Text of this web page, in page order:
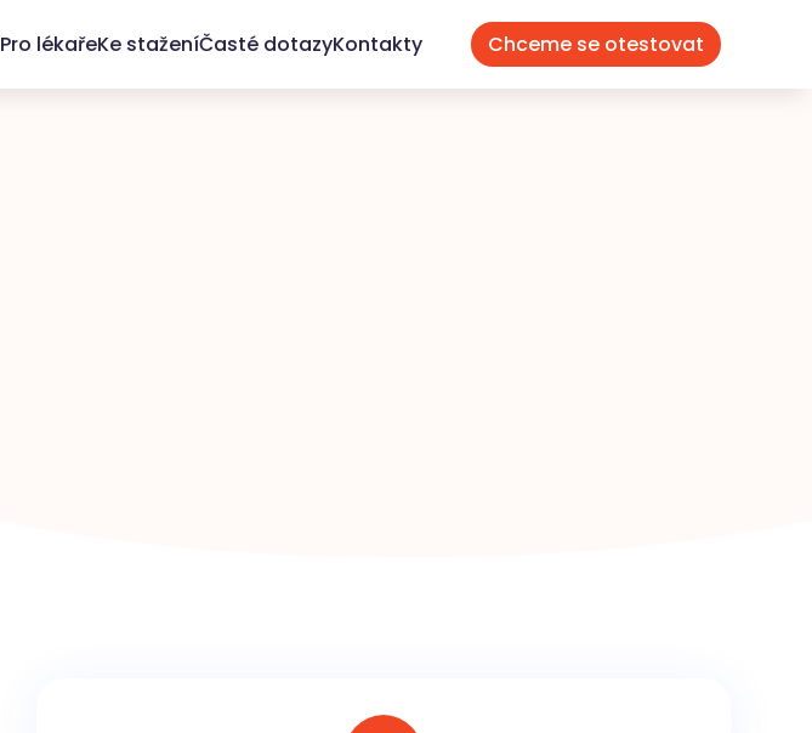
Pro lékařeKe staženíČasté dotazyKontakty Chceme se otestovat